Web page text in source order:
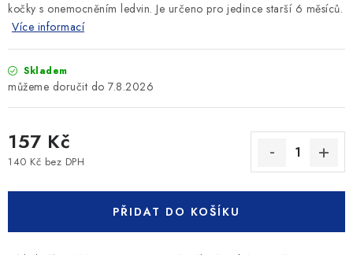
kočky s onemocněním ledvin. Je určeno pro jedince starší 6 měsíců.
Více informací
Skladem
7.8.2026
157 Kč
140 Kč bez DPH
PŘIDAT DO KOŠÍKU